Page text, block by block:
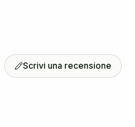
Scrivi una recensione